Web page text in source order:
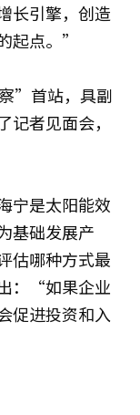
长引擎，创造
起点。”
”首站，具副
者见面会，
宁是太阳能效
基础发展产
估哪种方式最
：“如果企业
促进投资和入